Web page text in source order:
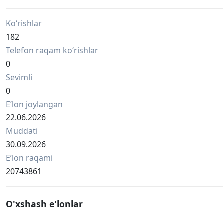
Ko‘rishlar
182
Telefon raqam ko‘rishlar
0
Sevimli
0
Eʼlon joylangan
22.06.2026
Muddati
30.09.2026
Eʼlon raqami
20743861
O'xshash e'lonlar